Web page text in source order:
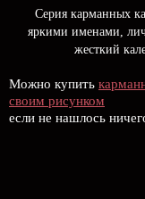
Серия карманных
яркими именами,
жесткий
Можно купить
своим рисунком
если не нашлось